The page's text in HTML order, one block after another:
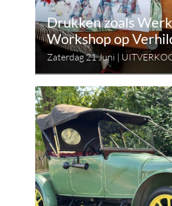
Drukken zoals
Workshop op
Zaterdag 21 Juni |